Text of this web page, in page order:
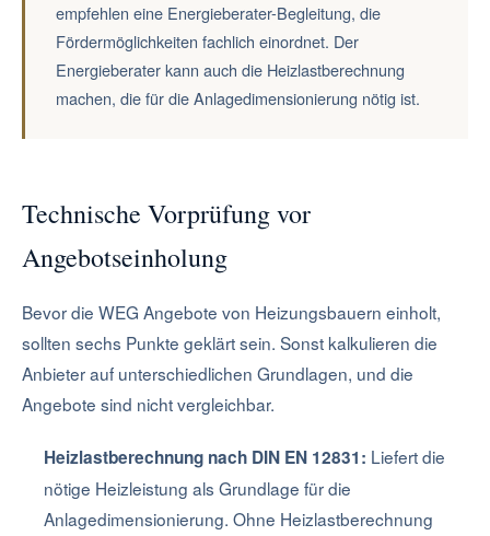
empfehlen eine Energieberater-Begleitung, die
Fördermöglichkeiten fachlich einordnet. Der
Energieberater kann auch die Heizlastberechnung
machen, die für die Anlagedimensionierung nötig ist.
Technische Vorprüfung vor
Angebotseinholung
Bevor die WEG Angebote von Heizungsbauern einholt,
sollten sechs Punkte geklärt sein. Sonst kalkulieren die
Anbieter auf unterschiedlichen Grundlagen, und die
Angebote sind nicht vergleichbar.
Heizlastberechnung nach DIN EN 12831: Liefert die
nötige Heizleistung als Grundlage für die
Anlagedimensionierung. Ohne Heizlastberechnung